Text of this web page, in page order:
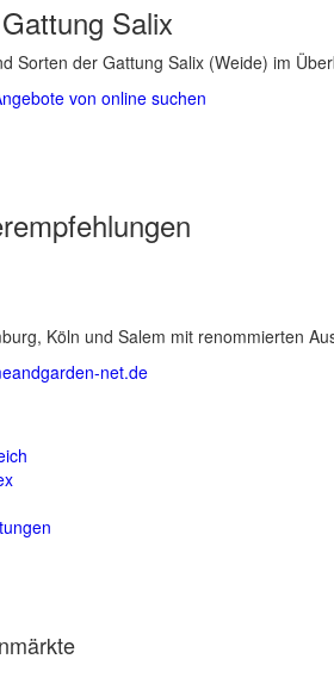
Salix
Sorten der Gattung Salix (Weide) im
von online suchen
Köln und Salem mit renommierten
net.de